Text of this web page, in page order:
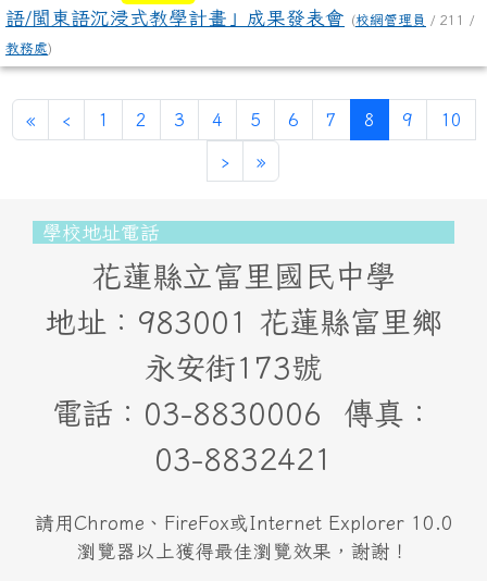
語/閩東語沉浸式教學計畫」成果發表會
(校網管理員
/ 211 /
教務處)
«第一頁
‹上一頁
1 2 3 4 5 6 7 8 (目前頁次)
9 10
›下一頁
»最後頁
頁尾區域內容
學校地址電話
花蓮縣立富里國民中學
地址：983001 花蓮縣富里鄉
永安街173號
電話：03-8830006 傳真：
03-8832421
請用Chrome、FireFox或Internet Explorer 10.0
瀏覽器以上獲得最佳瀏覽效果，謝謝！